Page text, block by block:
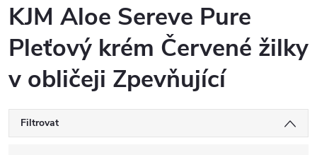
KJM Aloe Sereve Pure
Pleťový krém Červené žilky
v obličeji Zpevňující
Filtrovat